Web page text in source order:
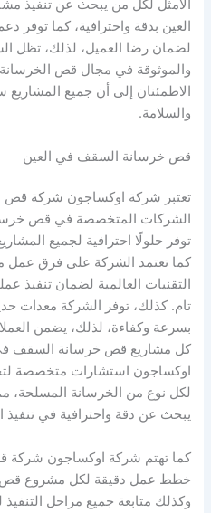
الأمثل لكل من يبحث عن تنفيذ
العين بدقة واحترافية، كما
لضمان رضا العميل، لذلك، تظل
والموثوقة في مجال قص
الاطمئنان إلى أن جميع المشاريع
والسلامة.
قص خرسانة السقف في العين
تعتبر شركة اوكساجون شركة قص
الشركات المتخصصة في قص
توفر حلولًا احترافية لجميع
كما تعتمد الشركة على فرق
التقنيات العالمية لضمان تنفيذ
تام. كذلك، توفر الشركة معدات
بسرعة وكفاءة، لذلك، يضمن
كل مشاريع قص خرسانة السقف في
اوكساجون استشارات متخصصة
لكل نوع من الخرسانة المسلحة،
يبحث عن دقة واحترافية في تنفيذ
كما تهتم شركة اوكساجون شركة
خطط عمل دقيقة لكل مشروع قص
وكذلك متابعة جميع مراحل التنفيذ